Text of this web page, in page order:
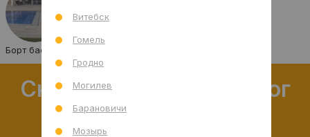
Борт бассейна
Скачать полный каталог
распродаж
Витебск
Гомель
Гродно
Могилев
Барановичи
Мозырь